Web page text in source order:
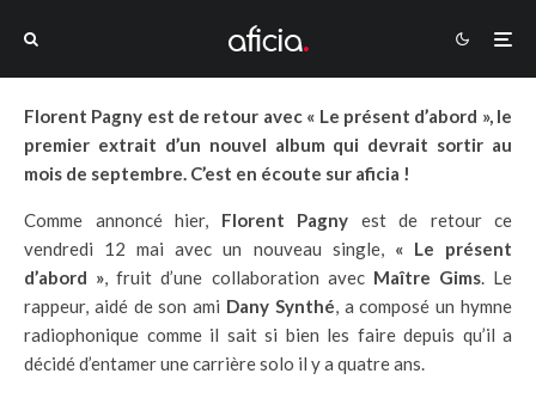
Florent Pagny est de retour avec « Le présent d’abord », le
premier extrait d’un nouvel album qui devrait sortir au
mois de septembre. C’est en écoute sur aficia !
Comme annoncé hier, Florent Pagny est de retour ce
vendredi 12 mai avec un nouveau single, « Le présent
d’abord », fruit d’une collaboration avec Maître Gims. Le
rappeur, aidé de son ami Dany Synthé, a composé un hymne
radiophonique comme il sait si bien les faire depuis qu’il a
décidé d’entamer une carrière solo il y a quatre ans.